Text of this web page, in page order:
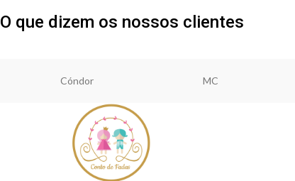
O que dizem os nossos clientes
Cóndor MC